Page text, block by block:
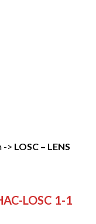
-> LOSC – LENS
LOSC 1-1